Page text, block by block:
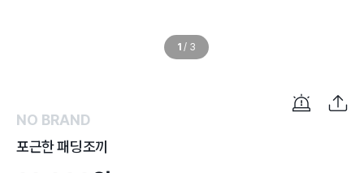
1 / 3
NO BRAND
포근한 패딩조끼